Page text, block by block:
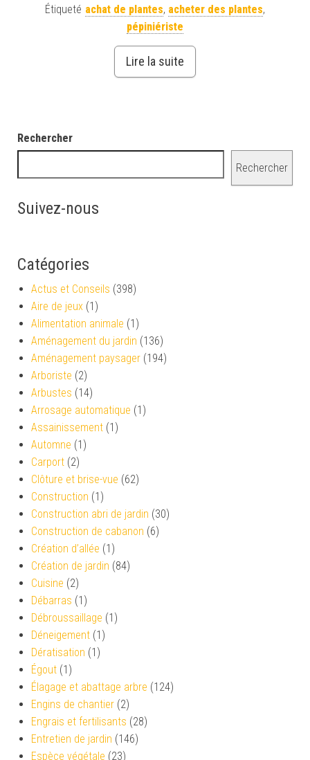
Étiqueté achat de plantes, acheter des plantes,
pépiniériste
Lire la suite
Rechercher
Rechercher
Suivez-nous
Catégories
Actus et Conseils (398)
Aire de jeux (1)
Alimentation animale (1)
Aménagement du jardin (136)
Aménagement paysager (194)
Arboriste (2)
Arbustes (14)
Arrosage automatique (1)
Assainissement (1)
Automne (1)
Carport (2)
Clôture et brise-vue (62)
Construction (1)
Construction abri de jardin (30)
Construction de cabanon (6)
Création d’allée (1)
Création de jardin (84)
Cuisine (2)
Débarras (1)
Débroussaillage (1)
Déneigement (1)
Dératisation (1)
Égout (1)
Élagage et abattage arbre (124)
Engins de chantier (2)
Engrais et fertilisants (28)
Entretien de jardin (146)
Espèce végétale (23)